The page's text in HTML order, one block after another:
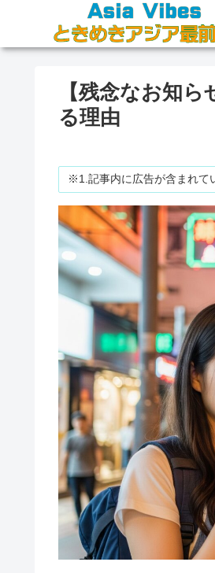
【残念なお知
る理由
※1.記事内に広告が含まれて